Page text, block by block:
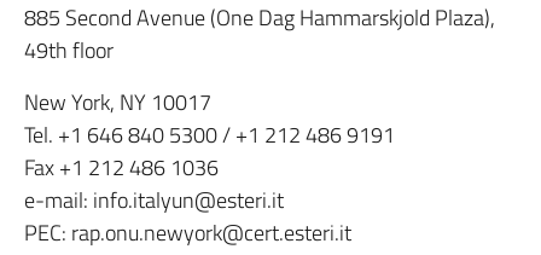
885 Second Avenue (One Dag Hammarskjold Plaza),
49th floor
New York, NY 10017
Tel. +1 646 840 5300 / +1 212 486 9191
Fax +1 212 486 1036
e-mail: info.italyun@esteri.it
PEC: rap.onu.newyork@cert.esteri.it